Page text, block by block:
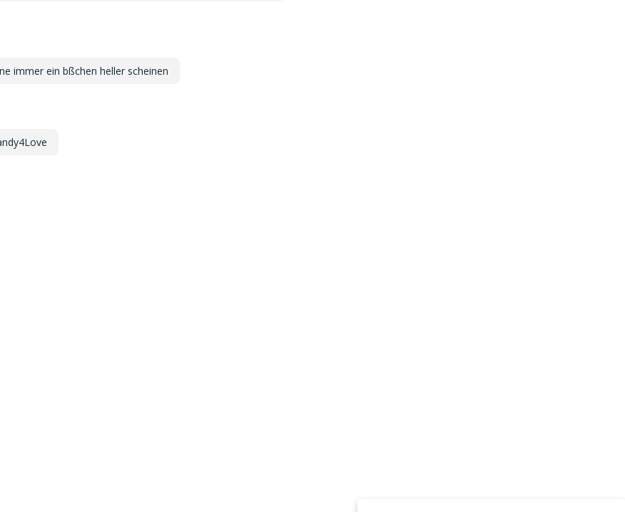
immer ein bßchen heller scheinen